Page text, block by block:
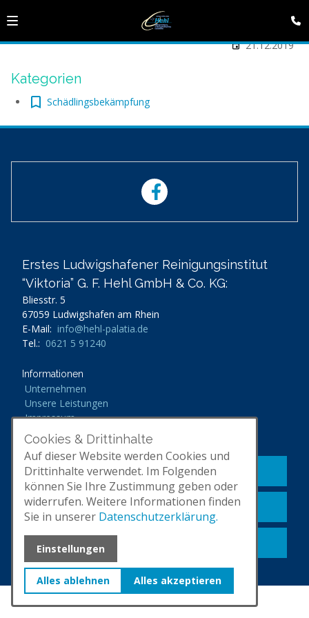
21.12.2019
Kategorien
Schädlingsbekämpfung
Erstes Ludwigshafener Reinigungsinstitut
“Viktoria” G. F. Hehl GmbH & Co. KG:
Bliesstr. 5
67059 Ludwigshafen am Rhein
E-Mail: info@hehl-palatia.de
Tel.: 0621 5 91240
Informationen
Unternehmen
Unsere Leistungen
Impressum
Datenschutz
Kontakt aufnehmen
Unternehmen kennenlernen
Cookies & Drittinhalte
Auf dieser Website werden Cookies und
Drittinhalte verwendet. Im Folgenden
können Sie Ihre Zustimmung geben oder
widerrufen. Weitere Informationen finden
Sie in unserer Datenschutzerklärung.
Einstellungen
Alles ablehnen Alles akzeptieren